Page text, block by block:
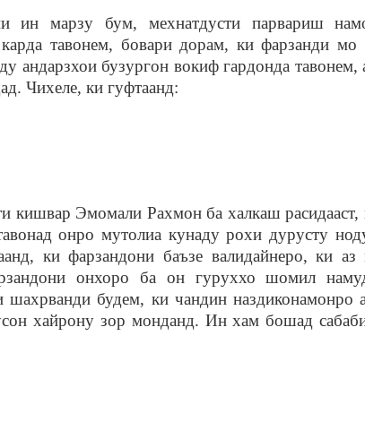
ин марзу бум, мехнатдусти парвариш
тавонем, бовари дорам, ки фарзанди
андарзхои бузургон вокиф гардонда тавонем,
Чихеле, ки гуфтаанд:
кишвар Эмомали Рахмон ба халкаш
онро мутолиа кунаду рохи дурусту
ки фарзандони баъзе валидайнеро, ки аз
онхоро ба он гуруххо шомил
будем, ки чандин наздиконамонро
хайрону зор монданд. Ин хам бошад